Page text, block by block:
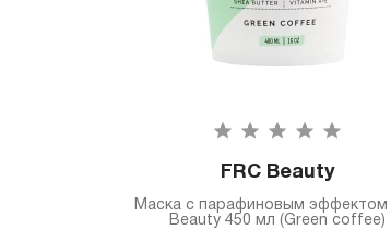
FRC Beauty
Маска с парафиновым эффектом
Beauty 450 мл (Green coffee)